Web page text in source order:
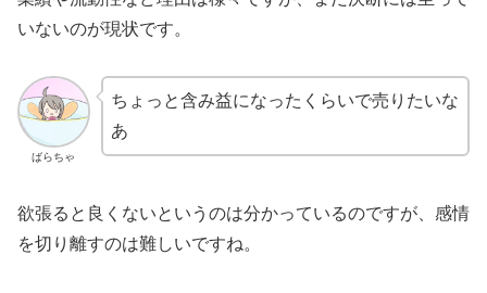
いないのが現状です。
ばらちゃ
ちょっと含み益になったくらいで売りたいな
あ
欲張ると良くないというのは分かっているのですが、感情
を切り離すのは難しいですね。